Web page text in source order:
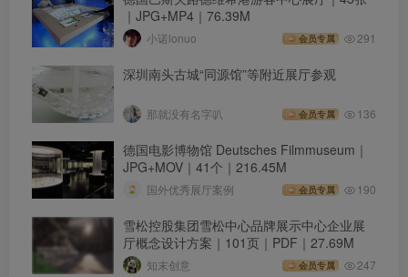
｜JPG+MP4｜76.39M
小诺lonuo 会员专属 291
深圳南头古城“同源馆”等附近展厅参观
那就没有名字叭 会员专属 136
德国电影博物馆 Deutsches Filmmuseum｜
JPG+MOV｜41个｜216.45M
国外优秀展厅案例 会员专属 190
雪松控股集团雪松中心品牌展示中心企业展
厅概念设计方案｜101页｜PDF｜27.69M
知末创意 会员专属 247